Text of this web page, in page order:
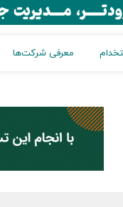
معرفی شرکت‌ها